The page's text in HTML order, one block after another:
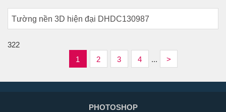
Tường nền 3D hiện đại DHDC130987
322
1
2 3 4 ... >
PHOTOSHOP